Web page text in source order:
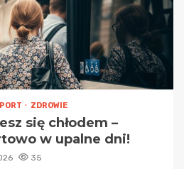
ZDROWIE
się chłodem –
w upalne dni!
35